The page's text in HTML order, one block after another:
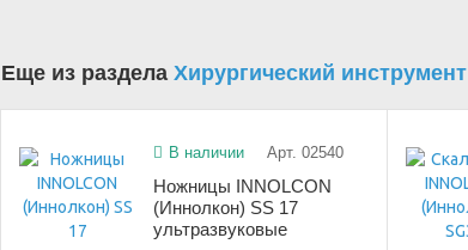
Еще из раздела Хирургический инструмент
В наличии Арт. 02540
Ножницы INNOLCON
(Иннолкон) SS 17
ультразвуковые